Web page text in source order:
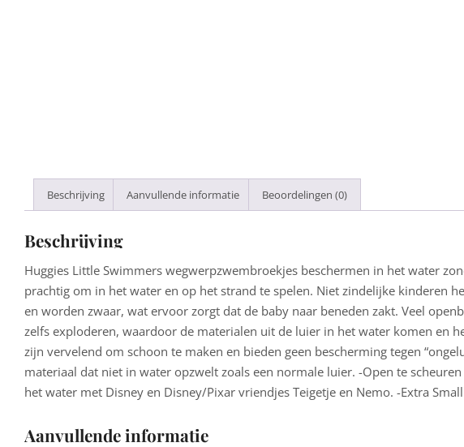
Beschrijving Aanvullende informatie Beoordelingen (0)
Beschrijving
Huggies Little Swimmers wegwerpzwembroekjes beschermen in het water
prachtig om in het water en op het strand te spelen. Niet zindelijke kinderen
en worden zwaar, wat ervoor zorgt dat de baby naar beneden zakt. Veel
zelfs exploderen, waardoor de materialen uit de luier in het water komen en
zijn vervelend om schoon te maken en bieden geen bescherming tegen
materiaal dat niet in water opzwelt zoals een normale luier. -Open te
het water met Disney en Disney/Pixar vriendjes Teigetje en Nemo. -Extra
Aanvullende informatie